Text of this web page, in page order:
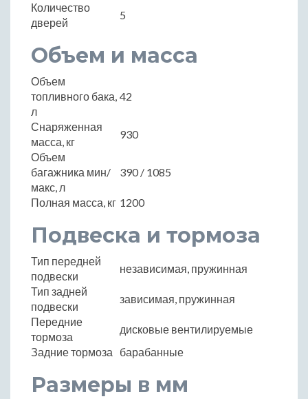
Количество
дверей
5
Объем и масса
Объем
топливного бака,
л
42
Снаряженная
масса, кг
930
Объем
багажника мин/
макс, л
390 / 1085
Полная масса, кг 1200
Подвеска и тормоза
Тип передней
подвески
независимая, пружинная
Тип задней
подвески
зависимая, пружинная
Передние
тормоза
дисковые вентилируемые
Задние тормоза
барабанные
Размеры в мм